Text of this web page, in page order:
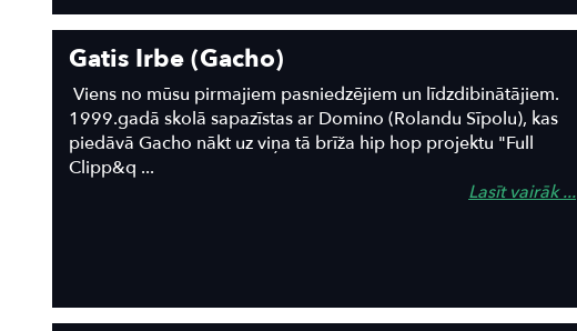
Gatis Irbe (Gacho)
Viens no mūsu pirmajiem pasniedzējiem un līdzdibinātājiem.
1999.gadā skolā sapazīstas ar Domino (Rolandu Sīpolu), kas
piedāvā Gacho nākt uz viņa tā brīža hip hop projektu "Full
Clipp&q ...
Lasīt vairāk ...